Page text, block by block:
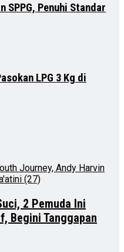
SPPG, Penuhi Standar
LPG 3 Kg di
2 Pemuda Ini
Begini Tanggapan